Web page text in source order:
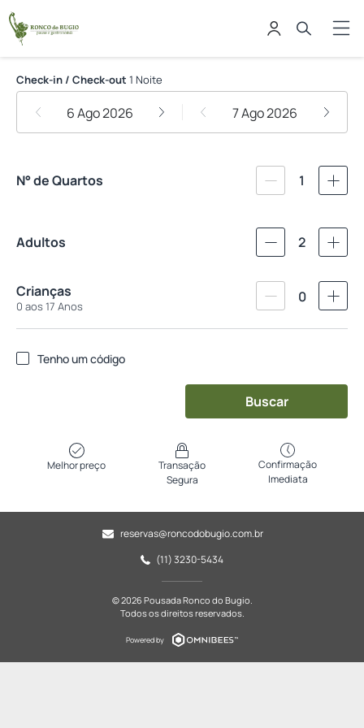
Pousada Ronco do Bugio
Check-in / Check-out 1 Noite
6 Ago 2026 7 Ago 2026
N° de Quartos 1
Adultos 2
Crianças
0 aos 17 Anos
0
Tenho um código
Buscar
Melhor preço
Transação
Segura
Confirmação
Imediata
reservas@roncodobugio.com.br
(11) 3230-5434
© 2026 Pousada Ronco do Bugio.
Todos os direitos reservados.
Powered by